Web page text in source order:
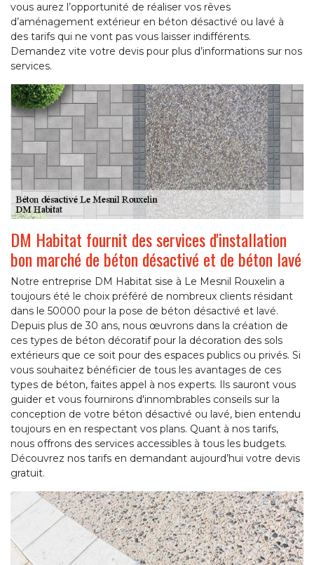
vous aurez l’opportunité de réaliser vos rêves
d’aménagement extérieur en béton désactivé ou lavé à
des tarifs qui ne vont pas vous laisser indifférents.
Demandez vite votre devis pour plus d’informations sur nos
services.
DM Habitat fournit des services d'installation
bon marché de béton désactivé et de béton lavé
Notre entreprise DM Habitat sise à Le Mesnil Rouxelin a
toujours été le choix préféré de nombreux clients résidant
dans le 50000 pour la pose de béton désactivé et lavé.
Depuis plus de 30 ans, nous œuvrons dans la création de
ces types de béton décoratif pour la décoration des sols
extérieurs que ce soit pour des espaces publics ou privés. Si
vous souhaitez bénéficier de tous les avantages de ces
types de béton, faites appel à nos experts. Ils sauront vous
guider et vous fournirons d'innombrables conseils sur la
conception de votre béton désactivé ou lavé, bien entendu
toujours en en respectant vos plans. Quant à nos tarifs,
nous offrons des services accessibles à tous les budgets.
Découvrez nos tarifs en demandant aujourd’hui votre devis
gratuit.